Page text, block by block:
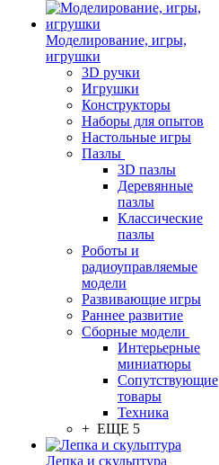
Моделирование, игры,
игрушки
3D ручки
Игрушки
Конструкторы
Наборы для опытов
Настольные игры
Пазлы
3D пазлы
Деревянные
пазлы
Классические
пазлы
Роботы и
радиоуправляемые
модели
Развивающие игры
Раннее развитие
Сборные модели
Интерьерные
миниатюры
Сопутствующие
товары
Техника
+ ЕЩЕ 5
Лепка и скульптура